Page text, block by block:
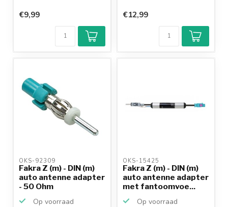
€9,99 €12,99
OKS-92309
Fakra Z (m) - DIN (m)
auto antenne adapter
- 50 Ohm
Op voorraad
OKS-15425
Fakra Z (m) - DIN (m)
auto antenne adapter
met fantoomvoe...
Op voorraad